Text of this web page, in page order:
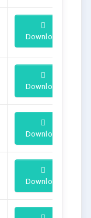
Download
Download
Download
Download